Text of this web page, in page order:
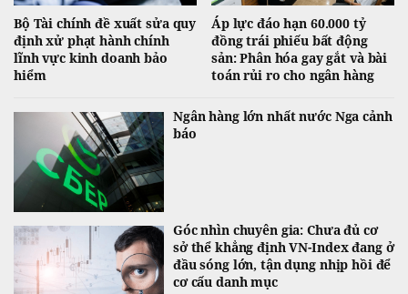
Bộ Tài chính đề xuất sửa quy
định xử phạt hành chính
lĩnh vực kinh doanh bảo
hiểm
Áp lực đáo hạn 60.000 tỷ
đồng trái phiếu bất động
sản: Phân hóa gay gắt và bài
toán rủi ro cho ngân hàng
Ngân hàng lớn nhất nước Nga cảnh
báo
Góc nhìn chuyên gia: Chưa đủ cơ
sở thể khẳng định VN-Index đang ở
đầu sóng lớn, tận dụng nhịp hồi để
cơ cấu danh mục